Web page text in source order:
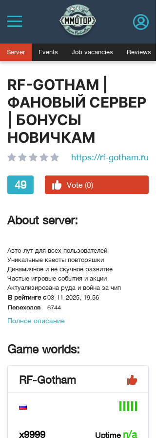
Server Events Job vacancies Reviews
RF-GOTHAM |
ФАНОВЫЙ СЕРВЕР
| БОНУСЫ
НОВИЧКАМ
https://rf-gotham.ru
49 Vote (0)
About server:
Авто-лут для всех пользователей
Уникальные квесты повторяшки
Динамичное и не скучное развитие
Частые игровые события и акции
Актуализирована руда и война за чип
В рейтинге с03-11-2025, 19:56
Переходов
6744
Полное описание
Game worlds:
RF-Gotham
x9999 Uptime n/a